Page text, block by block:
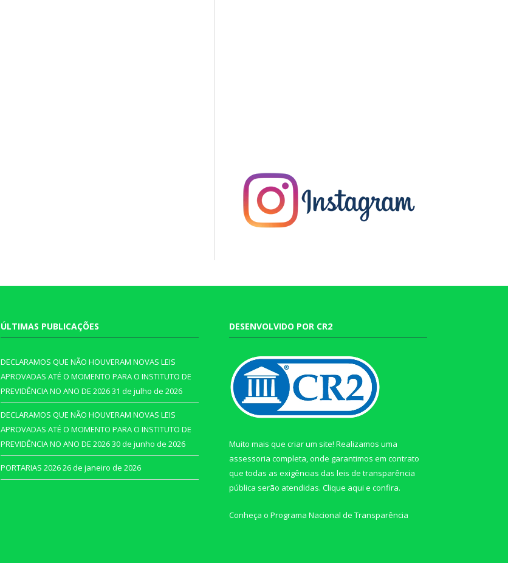
ÚLTIMAS PUBLICAÇÕES
DECLARAMOS QUE NÃO HOUVERAM NOVAS LEIS
APROVADAS ATÉ O MOMENTO PARA O INSTITUTO DE
PREVIDÊNCIA NO ANO DE 202631 de julho de 2026
DECLARAMOS QUE NÃO HOUVERAM NOVAS LEIS
APROVADAS ATÉ O MOMENTO PARA O INSTITUTO DE
PREVIDÊNCIA NO ANO DE 202630 de junho de 2026
PORTARIAS 202626 de janeiro de 2026
DESENVOLVIDO POR CR2
Muito mais que criar um site! Realizamos uma
assessoria completa, onde garantimos em contrato
que todas as exigências das leis de transparência
pública serão atendidas. Clique aqui e confira.
Conheça o Programa Nacional de Transparência